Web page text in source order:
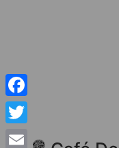
Facebook
Twitter